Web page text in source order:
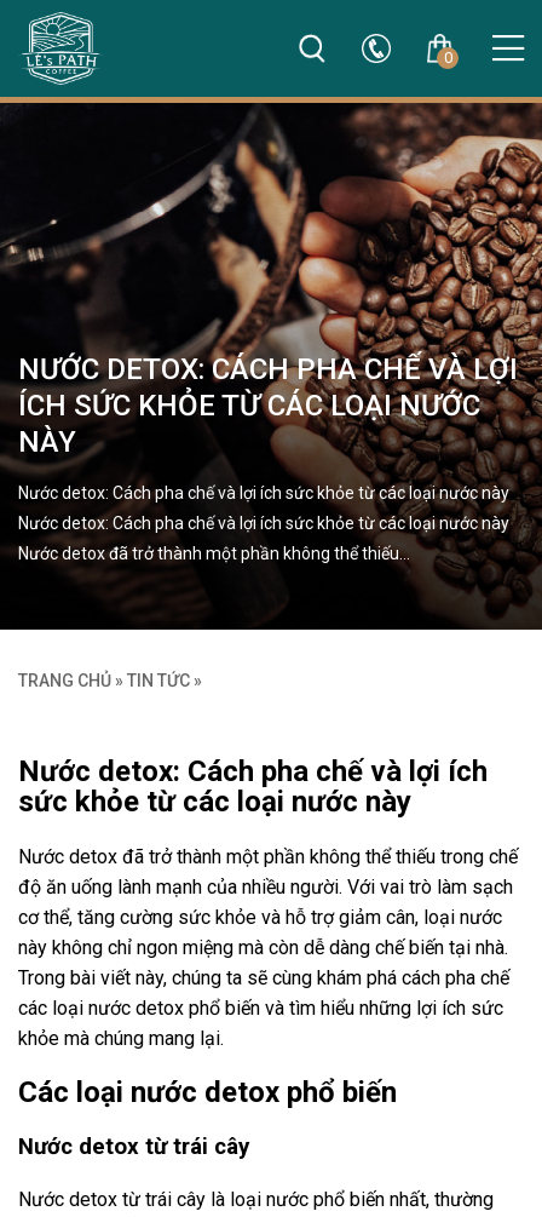
0
NƯỚC DETOX: CÁCH PHA CHẾ VÀ LỢI
ÍCH SỨC KHỎE TỪ CÁC LOẠI NƯỚC
NÀY
Nước detox: Cách pha chế và lợi ích sức khỏe từ các loại nước này
Nước detox: Cách pha chế và lợi ích sức khỏe từ các loại nước này
Nước detox đã trở thành một phần không thể thiếu…
TRANG CHỦ » TIN TỨC »
Nước detox: Cách pha chế và lợi ích
sức khỏe từ các loại nước này
Nước detox đã trở thành một phần không thể thiếu trong chế
độ ăn uống lành mạnh của nhiều người. Với vai trò làm sạch
cơ thể, tăng cường sức khỏe và hỗ trợ giảm cân, loại nước
này không chỉ ngon miệng mà còn dễ dàng chế biến tại nhà.
Trong bài viết này, chúng ta sẽ cùng khám phá cách pha chế
các loại nước detox phổ biến và tìm hiểu những lợi ích sức
khỏe mà chúng mang lại.
Các loại nước detox phổ biến
Nước detox từ trái cây
Nước detox từ trái cây là loại nước phổ biến nhất, thường